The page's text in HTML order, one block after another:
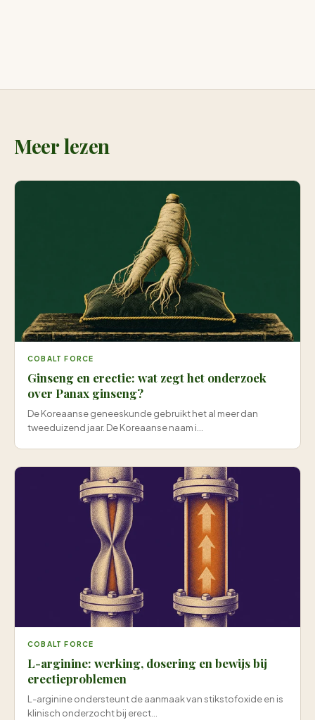
Meer lezen
COBALT FORCE
Ginseng en erectie: wat zegt het onderzoek
over Panax ginseng?
De Koreaanse geneeskunde gebruikt het al meer dan
tweeduizend jaar. De Koreaanse naam i...
COBALT FORCE
L-arginine: werking, dosering en bewijs bij
erectieproblemen
L-arginine ondersteunt de aanmaak van stikstofoxide en is
klinisch onderzocht bij erect...